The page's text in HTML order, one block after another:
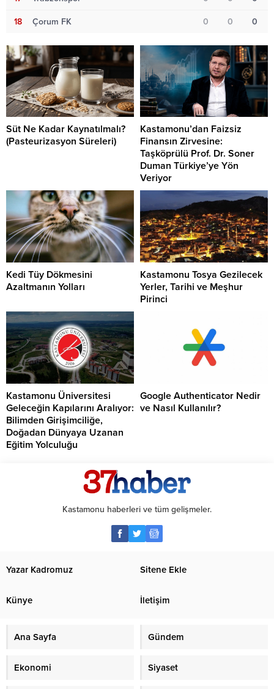
18 Çorum FK 0 0 0
Süt Ne Kadar Kaynatılmalı?
(Pasteurizasyon Süreleri)
Kastamonu’dan Faizsiz
Finansın Zirvesine:
Taşköprülü Prof. Dr. Soner
Duman Türkiye’ye Yön
Veriyor
Kedi Tüy Dökmesini
Azaltmanın Yolları
Kastamonu Tosya Gezilecek
Yerler, Tarihi ve Meşhur
Pirinci
Kastamonu Üniversitesi
Geleceğin Kapılarını Aralıyor:
Bilimden Girişimciliğe,
Doğadan Dünyaya Uzanan
Eğitim Yolculuğu
Google Authenticator Nedir
ve Nasıl Kullanılır?
Kastamonu haberleri ve tüm gelişmeler.
Yazar Kadromuz Sitene Ekle
Künye İletişim
Ana Sayfa Gündem
Ekonomi Siyaset